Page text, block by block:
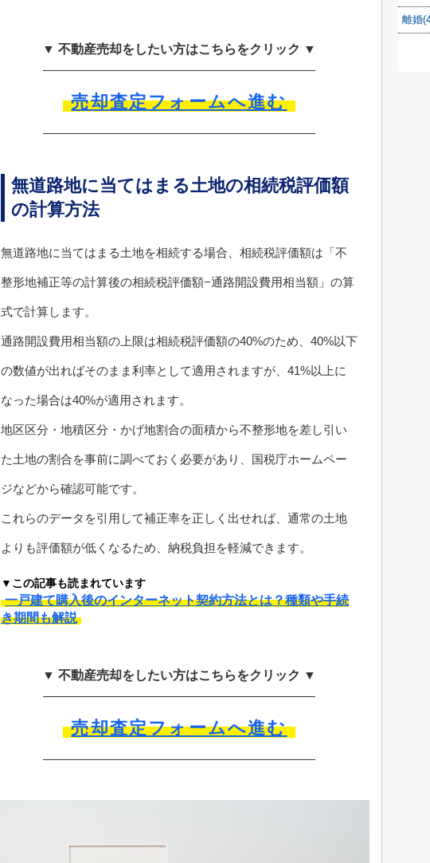
▼ 不動産売却をしたい方はこちらをクリック ▼
売却査定フォームへ進む
無道路地に当てはまる土地の相続税評価額
の計算方法
無道路地に当てはまる土地を相続する場合、相続税評価額は「不
整形地補正等の計算後の相続税評価額−通路開設費用相当額」の算
式で計算します。
通路開設費用相当額の上限は相続税評価額の40%のため、40%以下
の数値が出ればそのまま利率として適用されますが、41%以上に
なった場合は40%が適用されます。
地区区分・地積区分・かげ地割合の面積から不整形地を差し引い
た土地の割合を事前に調べておく必要があり、国税庁ホームペー
ジなどから確認可能です。
これらのデータを引用して補正率を正しく出せれば、通常の土地
よりも評価額が低くなるため、納税負担を軽減できます。
▼この記事も読まれています
一戸建て購入後のインターネット契約方法とは？種類や手続
き期間も解説
▼ 不動産売却をしたい方はこちらをクリック ▼
売却査定フォームへ進む
離婚